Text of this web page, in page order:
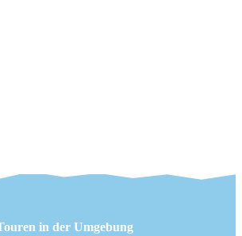
in der Umgebung